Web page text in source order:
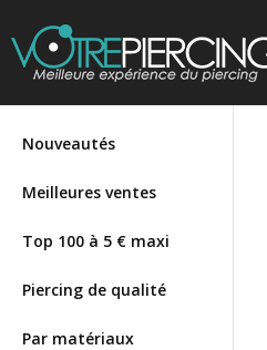
Nouveautés
Meilleures ventes
Top 100 à 5 € maxi
Piercing de qualité
Par matériaux